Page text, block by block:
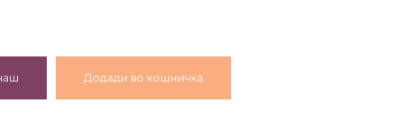
Додади во кошничка